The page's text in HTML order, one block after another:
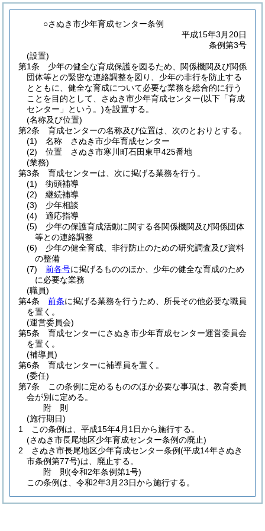
○さぬき市少年育成センター条例
平成15年3月20日
条例第3号
(設置)
第1条
少年の健全な育成保護を図るため、関係機関及び関係
団体等との緊密な連絡調整を図り、少年の非行を防止する
とともに、健全な育成について必要な業務を総合的に行う
ことを目的として、さぬき市少年育成センター(以下「育成
センター」という。)を設置する。
(名称及び位置)
第2条
育成センターの名称及び位置は、次のとおりとする。
(1)
名称 さぬき市少年育成センター
(2)
位置 さぬき市寒川町石田東甲425番地
(業務)
第3条
育成センターは、次に掲げる業務を行う。
(1)
街頭補導
(2)
継続補導
(3)
少年相談
(4)
適応指導
(5)
少年の保護育成活動に関する各関係機関及び関係団体
等との連絡調整
(6)
少年の健全育成、非行防止のための研究調査及び資料
の整備
(7)
前各号に掲げるもののほか、少年の健全な育成のため
に必要な業務
(職員)
第4条
前条に掲げる業務を行うため、所長その他必要な職員
を置く。
(運営委員会)
第5条
育成センターにさぬき市少年育成センター運営委員会
を置く。
(補導員)
第6条
育成センターに補導員を置く。
(委任)
第7条
この条例に定めるもののほか必要な事項は、教育委員
会が別に定める。
附 則
(施行期日)
1
この条例は、平成15年4月1日から施行する。
(さぬき市長尾地区少年育成センター条例の廃止)
2
さぬき市長尾地区少年育成センター条例(平成14年さぬき
市条例第77号)は、廃止する。
附 則(令和2年条例第1号)
この条例は、令和2年3月23日から施行する。